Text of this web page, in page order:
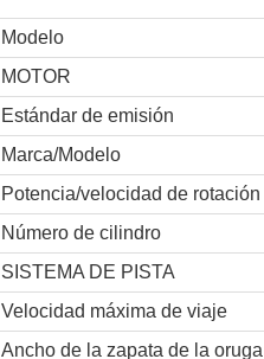
Modelo
MOTOR
Estándar de emisión
Marca/Modelo
Potencia/velocidad de rotación
Número de cilindro
SISTEMA DE PISTA
Velocidad máxima de viaje
Ancho de la zapata de la